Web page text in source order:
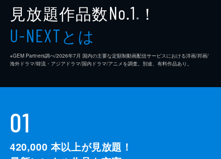
見放題作品数No.1 ※ ！
U-NEXTとは
※GEM Partners調べ/2026年7⽉ 国内の主要な定額制動画配信サービスにおける洋画/邦画/
海外ドラマ/韓流・アジアドラマ/国内ドラマ/アニメを調査。別途、有料作品あり。
01
420,000 本以上が見放題！